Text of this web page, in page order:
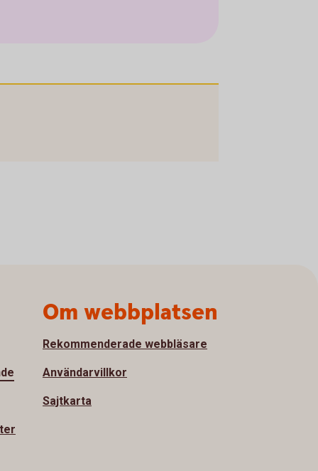
Om webbplatsen
Rekommenderade webbläsare
Användarvillkor
Sajtkarta